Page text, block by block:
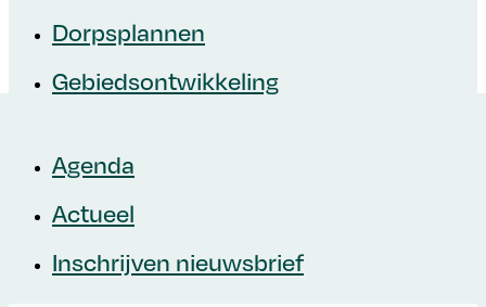
Zoek binnen Eemshaven+
Dorpsplannen
Gebiedsontwikkeling
Agenda
Actueel
Inschrijven nieuwsbrief